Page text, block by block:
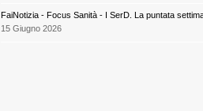
FaiNotizia - Focus Sanità - I SerD. La puntata
15 Giugno 2026